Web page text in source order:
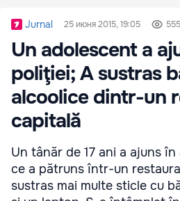
Jurnal 25 июня 2015, 19:05 555
Un adolescent a
poliţiei; A sustras
alcoolice dintr-un
capitală
Un tânăr de 17 ani a ajuns
ce a pătruns într-un
sustras mai multe sticle cu